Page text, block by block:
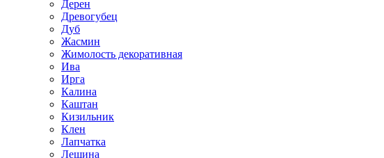
Дерен
Древогубец
Дуб
Жасмин
Жимолость декоративная
Ива
Ирга
Калина
Каштан
Кизильник
Клен
Лапчатка
Лещина